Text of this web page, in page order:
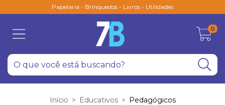
Papelaria - Brinquedos - Livros - Utilidades
0
Início > Educativos > Pedagógicos